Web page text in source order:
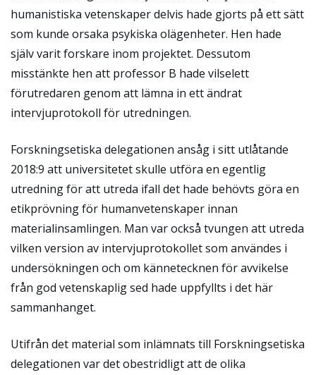
humanistiska vetenskaper delvis hade gjorts på ett sätt
som kunde orsaka psykiska olägenheter. Hen hade
själv varit forskare inom projektet. Dessutom
misstänkte hen att professor B hade vilselett
förutredaren genom att lämna in ett ändrat
intervjuprotokoll för utredningen.
Forskningsetiska delegationen ansåg i sitt utlåtande
2018:9 att universitetet skulle utföra en egentlig
utredning för att utreda ifall det hade behövts göra en
etikprövning för humanvetenskaper innan
materialinsamlingen. Man var också tvungen att utreda
vilken version av intervjuprotokollet som användes i
undersökningen och om kännetecknen för avvikelse
från god vetenskaplig sed hade uppfyllts i det här
sammanhanget.
Utifrån det material som inlämnats till Forskningsetiska
delegationen var det obestridligt att de olika